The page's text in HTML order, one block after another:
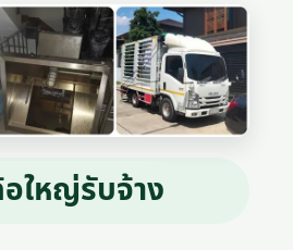
ใหญ่รับจ้าง